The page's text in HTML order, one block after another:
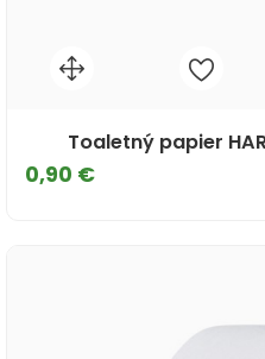
Toaletný papier
0,90 €Cena